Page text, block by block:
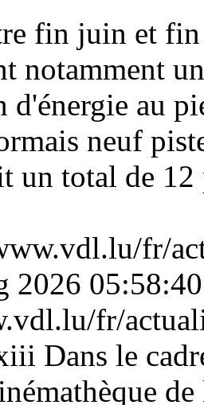
fin juin et
notamment
d'énergie au
neuf
un total de
fr/
2026
fr/
Dans le